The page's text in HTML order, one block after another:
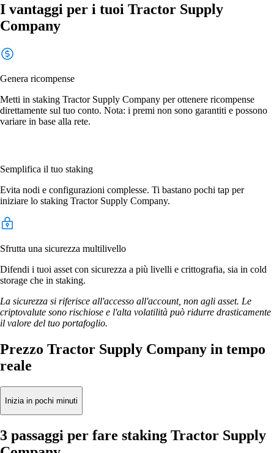
I vantaggi per i tuoi Tractor Supply
Company
Genera ricompense
Metti in staking Tractor Supply Company per ottenere ricompense
direttamente sul tuo conto. Nota: i premi non sono garantiti e possono
variare in base alla rete.
Semplifica il tuo staking
Evita nodi e configurazioni complesse. Ti bastano pochi tap per
iniziare lo staking Tractor Supply Company.
Sfrutta una sicurezza multilivello
Difendi i tuoi asset con sicurezza a più livelli e crittografia, sia in cold
storage che in staking.
La sicurezza si riferisce all'accesso all'account, non agli asset. Le
criptovalute sono rischiose e l'alta volatilità può ridurre drasticamente
il valore del tuo portafoglio.
Prezzo Tractor Supply Company in tempo
reale
Inizia in pochi minuti
3 passaggi per fare staking Tractor Supply